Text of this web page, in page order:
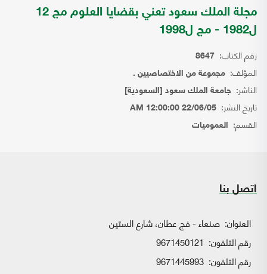
مجلة الملك سعود تعني بقضايا العلوم مج 12
ل1982 - مج ل1998
رقم الكتاب: 8647
المؤلف: مجموعة من الاختصاصيين .
الناشر: جامعة الملك سعود [السعودية]
تاريخ النشر: 22/06/05 12:00:00 AM
القسم: العموميات
اتصل بنا
العنوان: صنعاء - فج عطان، شارع الستين
رقم التلفون: 9671450121
رقم التلفون: 9671445993